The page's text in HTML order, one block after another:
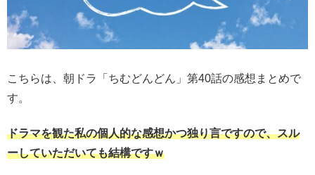
こちらは、朝ドラ「ちむどんどん」第40話の感想まとめで
す。
ドラマを観た私の個人的な感想かつ独り言ですので、スル
ーしていただいても結構ですｗ